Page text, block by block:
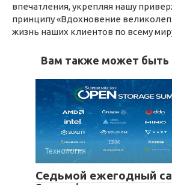
впечатления, укрепляя нашу
принципу «Вдохновение
жизнь наших клиентов по всему
Вам также может быть
Технология
Седьмой ежегодный